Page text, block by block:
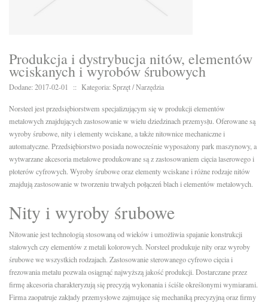
Produkcja i dystrybucja nitów, elementów
wciskanych i wyrobów śrubowych
Dodane: 2017-02-01 :: Kategoria: Sprzęt / Narzędzia
Norsteel jest przedsiębiorstwem specjalizującym się w produkcji elementów
metalowych znajdujących zastosowanie w wielu dziedzinach przemysłu. Oferowane są
wyroby śrubowe, nity i elementy wciskane, a także nitownice mechaniczne i
automatyczne. Przedsiębiorstwo posiada nowocześnie wyposażony park maszynowy, a
wytwarzane akcesoria metalowe produkowane są z zastosowaniem cięcia laserowego i
ploterów cyfrowych. Wyroby śrubowe oraz elementy wciskane i różne rodzaje nitów
znajdują zastosowanie w tworzeniu trwałych połączeń blach i elementów metalowych.
Nity i wyroby śrubowe
Nitowanie jest technologią stosowaną od wieków i umożliwia spajanie konstrukcji
stalowych czy elementów z metali kolorowych. Norsteel produkuje nity oraz wyroby
śrubowe we wszystkich rodzajach. Zastosowanie sterowanego cyfrowo cięcia i
frezowania metalu pozwala osiągnąć najwyższą jakość produkcji. Dostarczane przez
firmę akcesoria charakteryzują się precyzją wykonania i ściśle określonymi wymiarami.
Firma zaopatruje zakłady przemysłowe zajmujące się mechaniką precyzyjną oraz firmy